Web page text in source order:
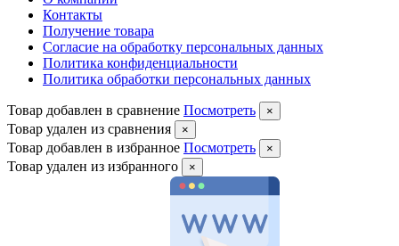
Контакты
Получение товара
Согласие на обработку персональных данных
Политика конфиденциальности
Политика обработки персональных данных
Товар добавлен в сравнение Посмотреть ×
Товар удален из сравнения ×
Товар добавлен в избранное Посмотреть ×
Товар удален из избранного ×